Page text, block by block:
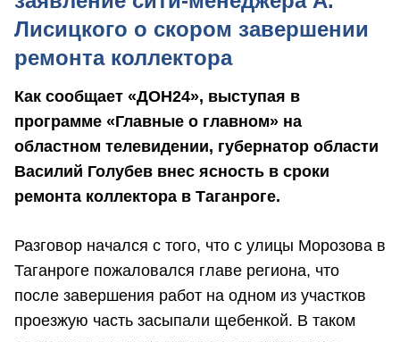
Лисицкого о скором завершении
ремонта коллектора
Как сообщает «ДОН24», выступая в
программе «Главные о главном» на
областном телевидении, губернатор области
Василий Голубев внес ясность в сроки
ремонта коллектора в Таганроге.
Разговор начался с того, что с улицы Морозова в
Таганроге пожаловался главе региона, что
после завершения работ на одном из участков
проезжую часть засыпали щебенкой. В таком